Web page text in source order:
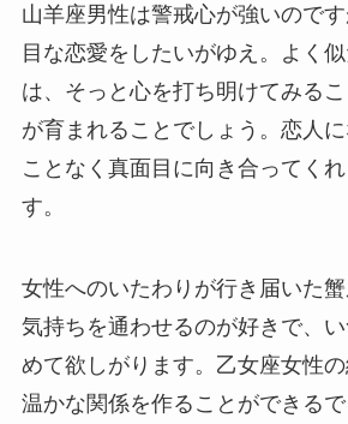
山羊座男性は警戒心が強いので
目な恋愛をしたいがゆえ。よく
は、そっと心を打ち明けてみる
が育まれることでしょう。恋人
ことなく真面目に向き合ってく
す。
女性へのいたわりが行き届いた
気持ちを通わせるのが好きで、
めて欲しがります。乙女座女性
温かな関係を作ることができる